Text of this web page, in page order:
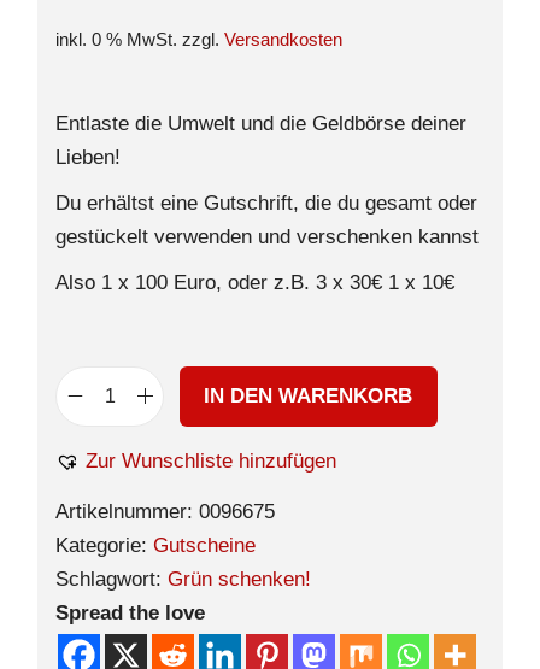
inkl. 0 % MwSt. zzgl. Versandkosten
Entlaste die Umwelt und die Geldbörse deiner
Lieben!
Du erhältst eine Gutschrift, die du gesamt oder
gestückelt verwenden und verschenken kannst
Also 1 x 100 Euro, oder z.B. 3 x 30€ 1 x 10€
IN DEN WARENKORB
Zur Wunschliste hinzufügen
Artikelnummer: 0096675
Kategorie: Gutscheine
Schlagwort: Grün schenken!
Spread the love